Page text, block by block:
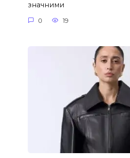
значними
0 19